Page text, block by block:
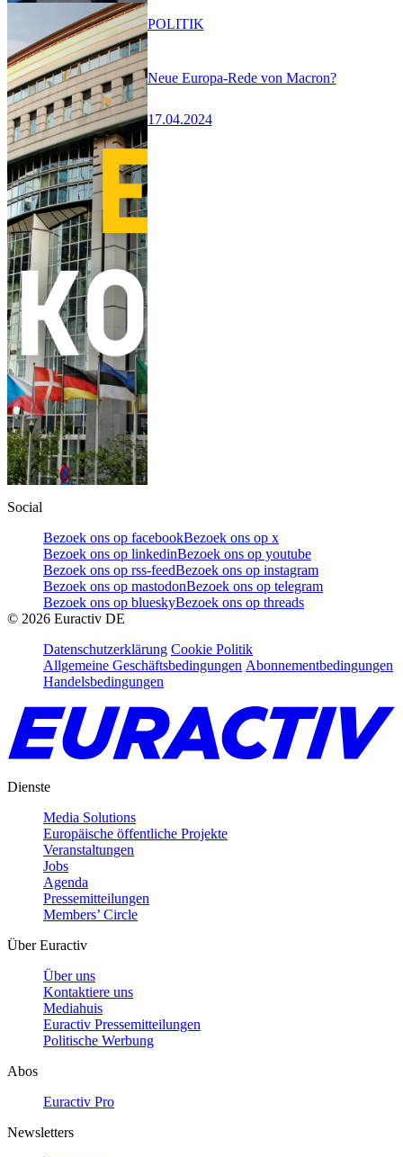
Neue Europa-Rede von Macron?
17.04.2024
POLITIK
Social
Bezoek ons op facebookBezoek ons op x
Bezoek ons op linkedinBezoek ons op youtube
Bezoek ons op rss-feedBezoek ons op instagram
Bezoek ons op mastodonBezoek ons op telegram
Bezoek ons op blueskyBezoek ons op threads
© 2026 Euractiv DE
Datenschutzerklärung Cookie Politik
Allgemeine Geschäftsbedingungen Abonnementbedingungen
Handelsbedingungen
Dienste
Media Solutions
Europäische öffentliche Projekte
Veranstaltungen
Jobs
Agenda
Pressemitteilungen
Members’ Circle
Über Euractiv
Über uns
Kontaktiere uns
Mediahuis
Euractiv Pressemitteilungen
Politische Werbung
Abos
Euractiv Pro
Newsletters